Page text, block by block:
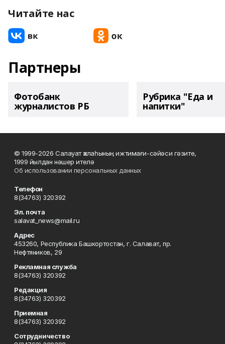
Читайте нас
Партнеры
Фотобанк
журналистов РБ
Рубрика "Еда и
напитки"
© 1999-2026 Салауат ҡалаһының ижтимағи-сәйәси гәзите,
1999 йылдан нәшер ителә
Об использовании персональных данных
Телефон
8(34763) 320392
Эл. почта
salavat_news@mail.ru
Адрес
453260, Республика Башкортостан, г. Салават, пр.
Нефтяников, 29
Рекламная служба
8(34763) 320392
Редакция
8(34763) 320392
Приемная
8(34763) 320392
Сотрудничество